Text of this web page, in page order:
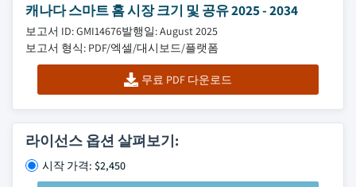
캐나다 스마트 홈 시장 크기 및 공유 2025 - 2034
보고서 ID: GMI14676발행일: August 2025
보고서 형식: PDF/엑셀/대시보드/플랫폼
무료 PDF 다운로드
라이선스 옵션 살펴보기:
시작 가격: $2,450